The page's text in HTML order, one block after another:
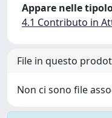
Appare nelle
4.1 Contributo in
File in questo
Non ci sono file